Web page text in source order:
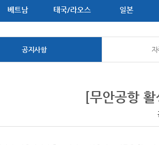
베트남 태국/라오스 일본
공지사항 자
[무안공항